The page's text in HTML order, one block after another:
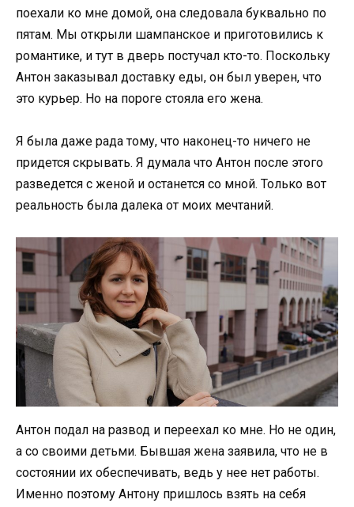
поехали ко мне домой, она следовала буквально по
пятам. Мы открыли шампанское и приготовились к
романтике, и тут в дверь постучал кто-то. Поскольку
Антон заказывал доставку еды, он был уверен, что
это курьер. Но на пороге стояла его жена.
Я была даже рада тому, что наконец-то ничего не
придется скрывать. Я думала что Антон после этого
разведется с женой и останется со мной. Только вот
реальность была далека от моих мечтаний.
Антон подал на развод и переехал ко мне. Но не один,
а со своими детьми. Бывшая жена заявила, что не в
состоянии их обеспечивать, ведь у нее нет работы.
Именно поэтому Антону пришлось взять на себя